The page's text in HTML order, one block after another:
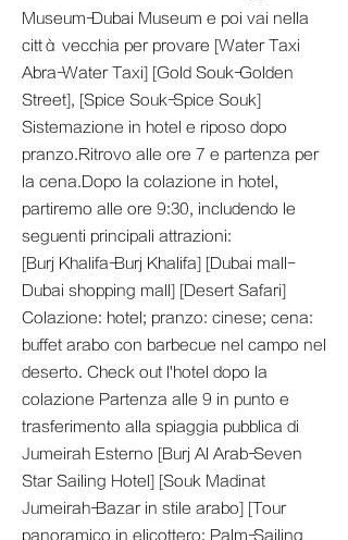
Museum-Dubai Museum e poi vai nella
città vecchia per provare [Water Taxi
Abra-Water Taxi] [Gold Souk-Golden
Street], [Spice Souk-Spice Souk]
Sistemazione in hotel e riposo dopo
pranzo.Ritrovo alle ore 7 e partenza per
la cena.Dopo la colazione in hotel,
partiremo alle ore 9:30, includendo le
seguenti principali attrazioni:
[Burj Khalifa-Burj Khalifa] [Dubai mall-
Dubai shopping mall] [Desert Safari]
Colazione: hotel; pranzo: cinese; cena:
buffet arabo con barbecue nel campo nel
deserto. Check out l'hotel dopo la
colazione Partenza alle 9 in punto e
trasferimento alla spiaggia pubblica di
Jumeirah Esterno [Burj Al Arab-Seven
Star Sailing Hotel] [Souk Madinat
Jumeirah-Bazar in stile arabo] [Tour
panoramico in elicottero: Palm-Sailing